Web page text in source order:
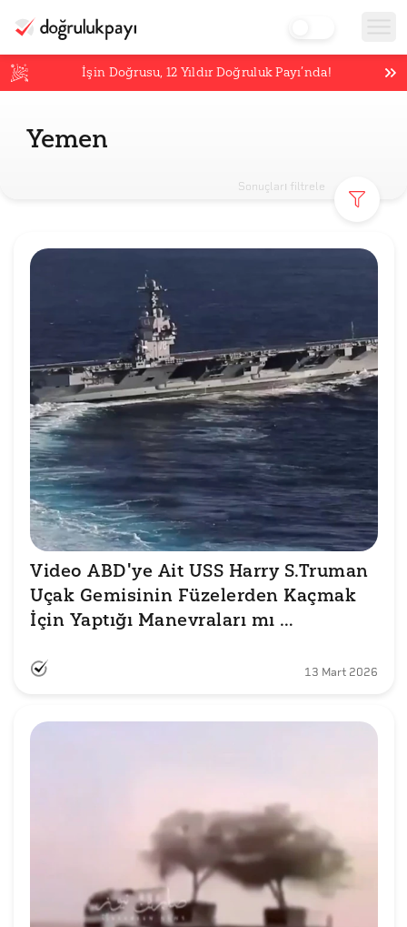
İşin Doğrusu,12 Yıldır Doğruluk Payı’nda!
Yemen
Sonuçları filtrele
Video ABD'ye Ait USS Harry S.Truman
Uçak Gemisinin Füzelerden Kaçmak
İçin Yaptığı Manevraları mı
13 Mart 2026